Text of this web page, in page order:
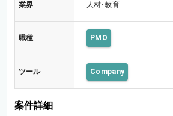
業界 人材･教育
職種 PMO
ツール Company
案件詳細